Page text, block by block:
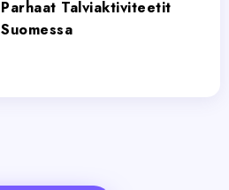
Parhaat Talviaktiviteetit
Suomessa